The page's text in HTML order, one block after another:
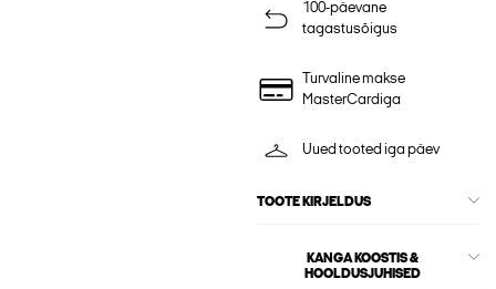
100-päevane
tagastusõigus
Turvaline makse
MasterCardiga
Uued tooted iga päev
TOOTE KIRJELDUS
KANGA KOOSTIS &
HOOLDUSJUHISED